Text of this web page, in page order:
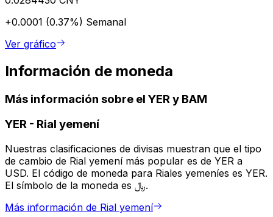
+0.0001 (0.37%) Semanal
Ver gráfico
Información de moneda
Más información sobre el YER y BAM
YER - Rial yemení
Nuestras clasificaciones de divisas muestran que el tipo
de cambio de Rial yemení más popular es de YER a
USD. El código de moneda para Riales yemeníes es YER.
El símbolo de la moneda es ﷼.
Más información de Rial yemení